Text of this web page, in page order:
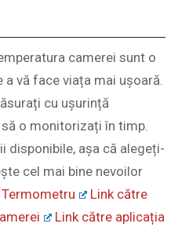
camerei sunt o
vă face viața mai ușoară.
cu ușurință
o monitorizați în timp.
disponibile, așa că alegeți-
cel mai bine nevoilor
Link către
Link către aplicația